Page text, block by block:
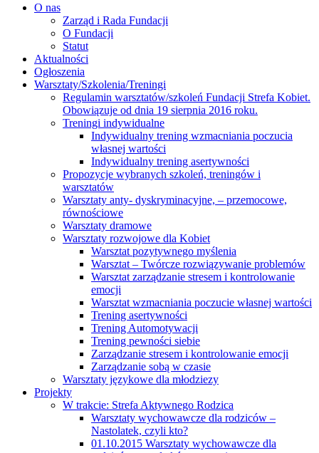
O nas
Zarząd i Rada Fundacji
O Fundacji
Statut
Aktualności
Ogłoszenia
Warsztaty/Szkolenia/Treningi
Regulamin warsztatów/szkoleń Fundacji Strefa Kobiet.
Obowiązuje od dnia 19 sierpnia 2016 roku.
Treningi indywidualne
Indywidualny trening wzmacniania poczucia
własnej wartości
Indywidualny trening asertywności
Propozycje wybranych szkoleń, treningów i
warsztatów
Warsztaty anty- dyskryminacyjne, – przemocowe,
równościowe
Warsztaty dramowe
Warsztaty rozwojowe dla Kobiet
Warsztat pozytywnego myślenia
Warsztat – Twórcze rozwiązywanie problemów
Warsztat zarządzanie stresem i kontrolowanie
emocji
Warsztat wzmacniania poczucie własnej wartości
Trening asertywności
Trening Automotywacji
Trening pewności siebie
Zarządzanie stresem i kontrolowanie emocji
Zarządzanie sobą w czasie
Warsztaty językowe dla młodziezy
Projekty
W trakcie: Strefa Aktywnego Rodzica
Warsztaty wychowawcze dla rodziców –
Nastolatek, czyli kto?
01.10.2015 Warsztaty wychowawcze dla